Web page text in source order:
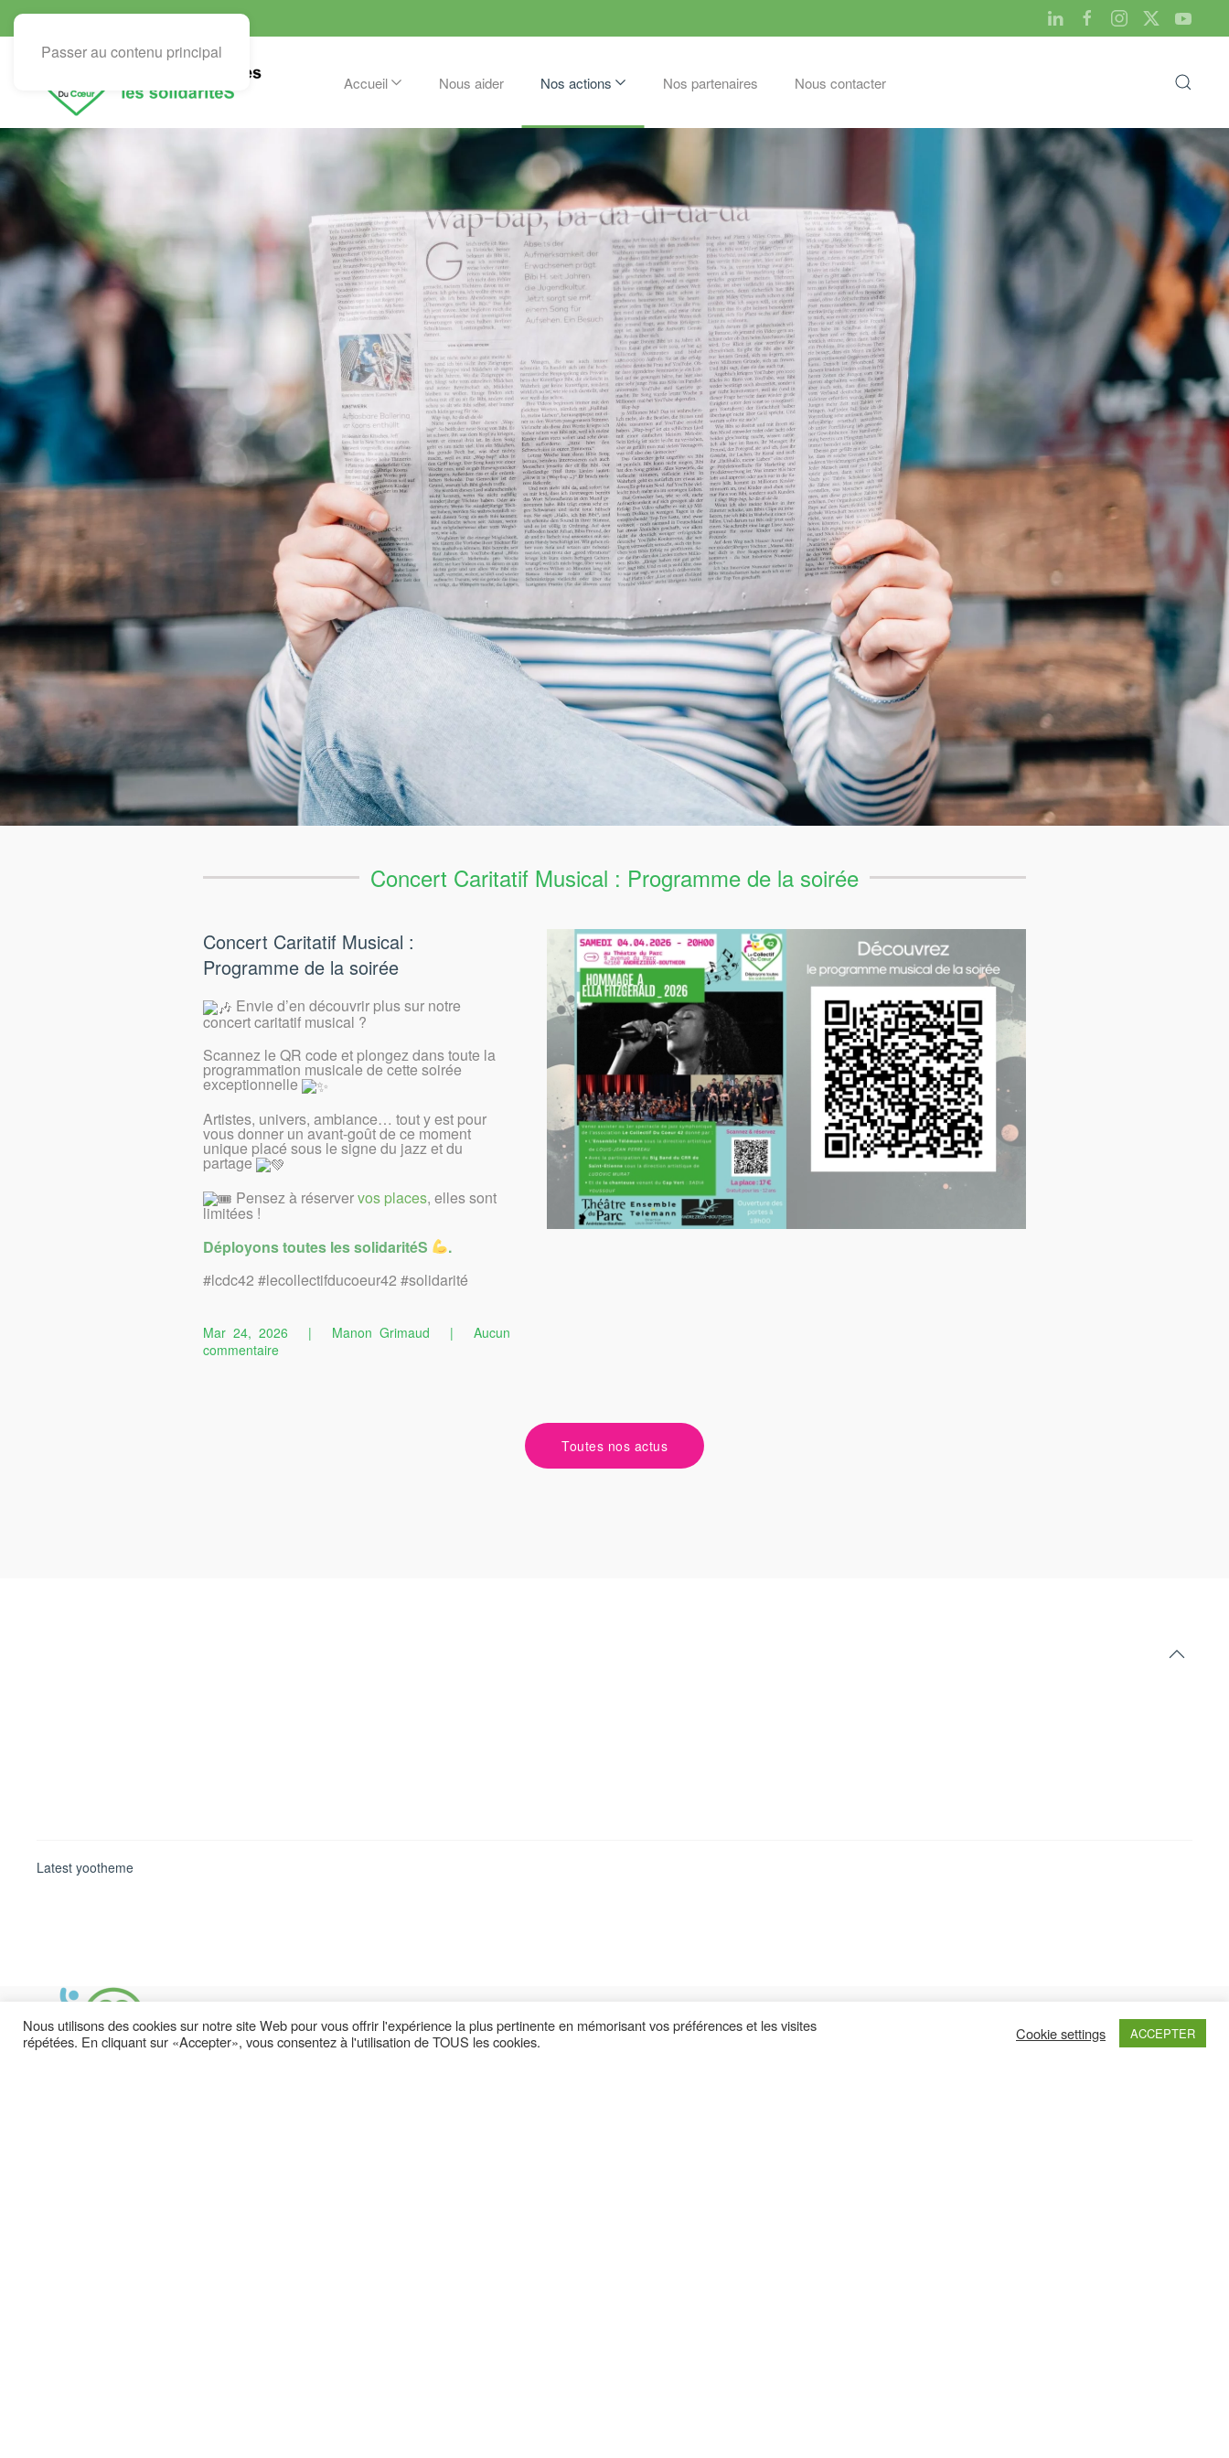
Passer au contenu principal
Accueil Nous aider Nos actions Nos partenaires Nous contacter
Concert Caritatif Musical : Programme de la soirée
Concert Caritatif Musical :
Programme de la soirée
Envie d’en découvrir plus sur notre
concert caritatif musical ?
Scannez le QR code et plongez dans toute la
programmation musicale de cette soirée
exceptionnelle
Artistes, univers, ambiance… tout y est pour
vous donner un avant-goût de ce moment
unique placé sous le signe du jazz et du
partage
Pensez à réservervos places, elles sont
limitées !
Déployons toutes les solidaritéS
.
#lcdc42 #lecollectifducoeur42 #solidarité
Mar 24, 2026 | Manon Grimaud | Aucun
commentairesur
Toutes nos actus
Latest yootheme
Haut de page
Nous utilisons des cookies sur notre site Web pour vous offrir l'expérience la plus pertinente en mémorisant vos préférences et les visites
répétées. En cliquant sur «Accepter», vous consentez à l'utilisation de TOUS les cookies.
Cookie settings ACCEPTER